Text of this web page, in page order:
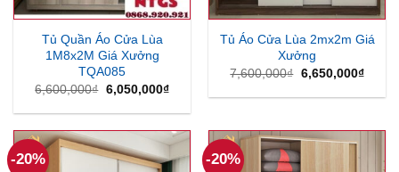
Tủ Quần Áo Cửa Lùa
1M8x2M Giá Xưởng
TQA085
6,600,000₫ Giá
là:
6,050,000₫Giá
tại
6,050,000₫.
Tủ Áo Cửa Lùa 2mx2m Giá
Xưởng
7,600,000₫ Giá
là:
6,650,000₫Giá
tại
-20% -20%